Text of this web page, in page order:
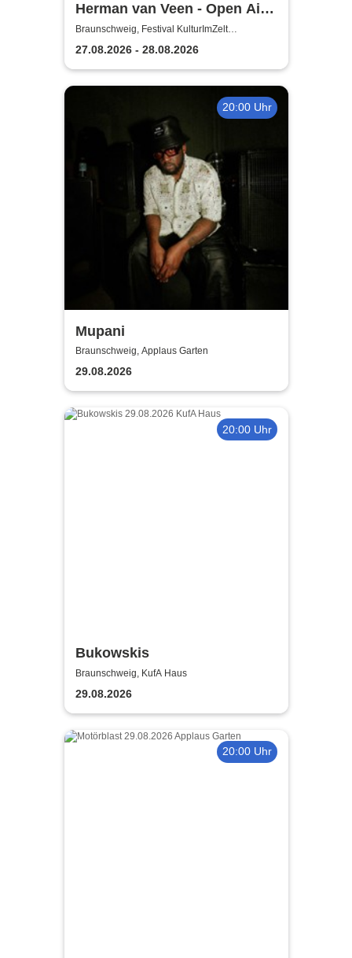
Herman van Veen - Open Air
2026
Braunschweig, Festival KulturImZelt
Braunschweig
27.08.2026 - 28.08.2026
20:00 Uhr
Mupani
Braunschweig, Applaus Garten
29.08.2026
20:00 Uhr
Bukowskis
Braunschweig, KufA Haus
29.08.2026
20:00 Uhr